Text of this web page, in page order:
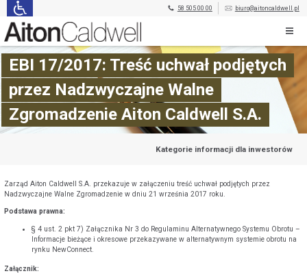
58 505 00 00 biuro@aitoncaldwell.pl
EBI 17/2017: Treść uchwał podjętych
przez Nadzwyczajne Walne
Zgromadzenie Aiton Caldwell S.A.
Kategorie informacji dla inwestorów
Zarząd Aiton Caldwell S.A. przekazuje w załączeniu treść uchwał podjętych przez
Nadzwyczajne Walne Zgromadzenie w dniu 21 września 2017 roku.
Podstawa prawna:
§ 4 ust. 2 pkt 7) Załącznika Nr 3 do Regulaminu Alternatywnego Systemu Obrotu –
Informacje bieżące i okresowe przekazywane w alternatywnym systemie obrotu na
rynku NewConnect.
Załącznik: